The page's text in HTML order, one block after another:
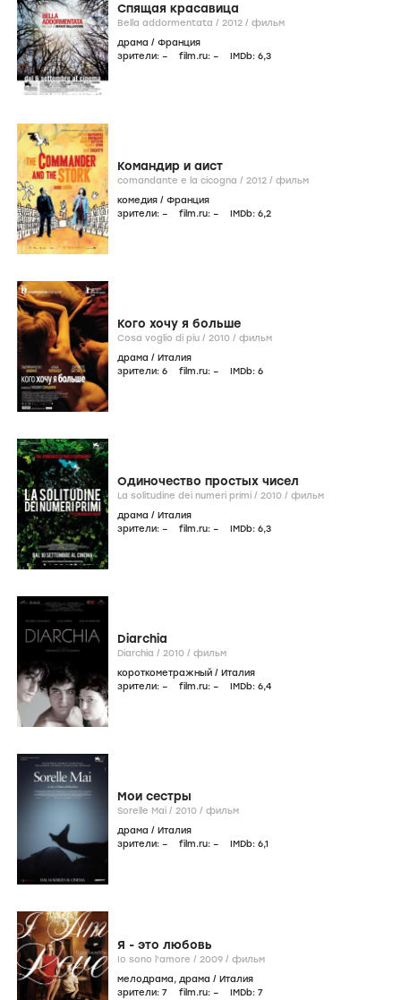
Спящая красавица
Bella addormentata / 2012 / фильм
драма / Франция
зрители: – film.ru: – IMDb: 6,3
Командир и аист
comandante e la cicogna / 2012 / фильм
комедия / Франция
зрители: – film.ru: – IMDb: 6,2
Кого хочу я больше
Cosa voglio di piu / 2010 / фильм
драма / Италия
зрители: 6 film.ru: – IMDb: 6
Одиночество простых чисел
La solitudine dei numeri primi / 2010 / фильм
драма / Италия
зрители: – film.ru: – IMDb: 6,3
Diarchia
Diarchia / 2010 / фильм
короткометражный / Италия
зрители: – film.ru: – IMDb: 6,4
Мои сестры
Sorelle Mai / 2010 / фильм
драма / Италия
зрители: – film.ru: – IMDb: 6,1
Я - это любовь
Io sono l'amore / 2009 / фильм
мелодрама, драма / Италия
зрители: 7 film.ru: – IMDb: 7